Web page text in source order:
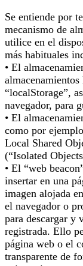
Se entiende por
mecanismo de
utilice en el
más habituales
• El
“localStorage”,
navegador, para
• El
como por
Local Shared
(“Isolated
• El “web
insertar en una
imagen alojada
el navegador o
para descargar y
registrada. Ello
página web o el
transparente de